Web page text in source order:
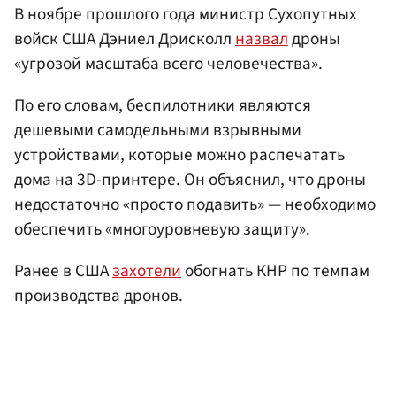
В ноябре прошлого года министр Сухопутных
войск США Дэниел Дрисколлназвалдроны
«угрозой масштаба всего человечества».
По его словам, беспилотники являются
дешевыми самодельными взрывными
устройствами, которые можно распечатать
дома на 3D-принтере. Он объяснил, что дроны
недостаточно «просто подавить» — необходимо
обеспечить «многоуровневую защиту».
Ранее в СШАзахотелиобогнать КНР по темпам
производства дронов.